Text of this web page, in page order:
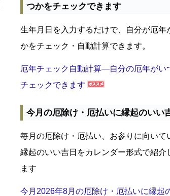
つかをチェックできます
生年月日を入力するだけで、自分が厄年
かをチェック・自動計算できます。
厄年チェック自動計算―自分の厄年がい
チェックできます
今月の厄除け・厄払いに縁起のいい
毎月の厄除け・厄払い、お参りに向いて
縁起のいい吉日をカレンダー形式で紹介
ます
今月2026年8月の厄除け・厄払いに縁起